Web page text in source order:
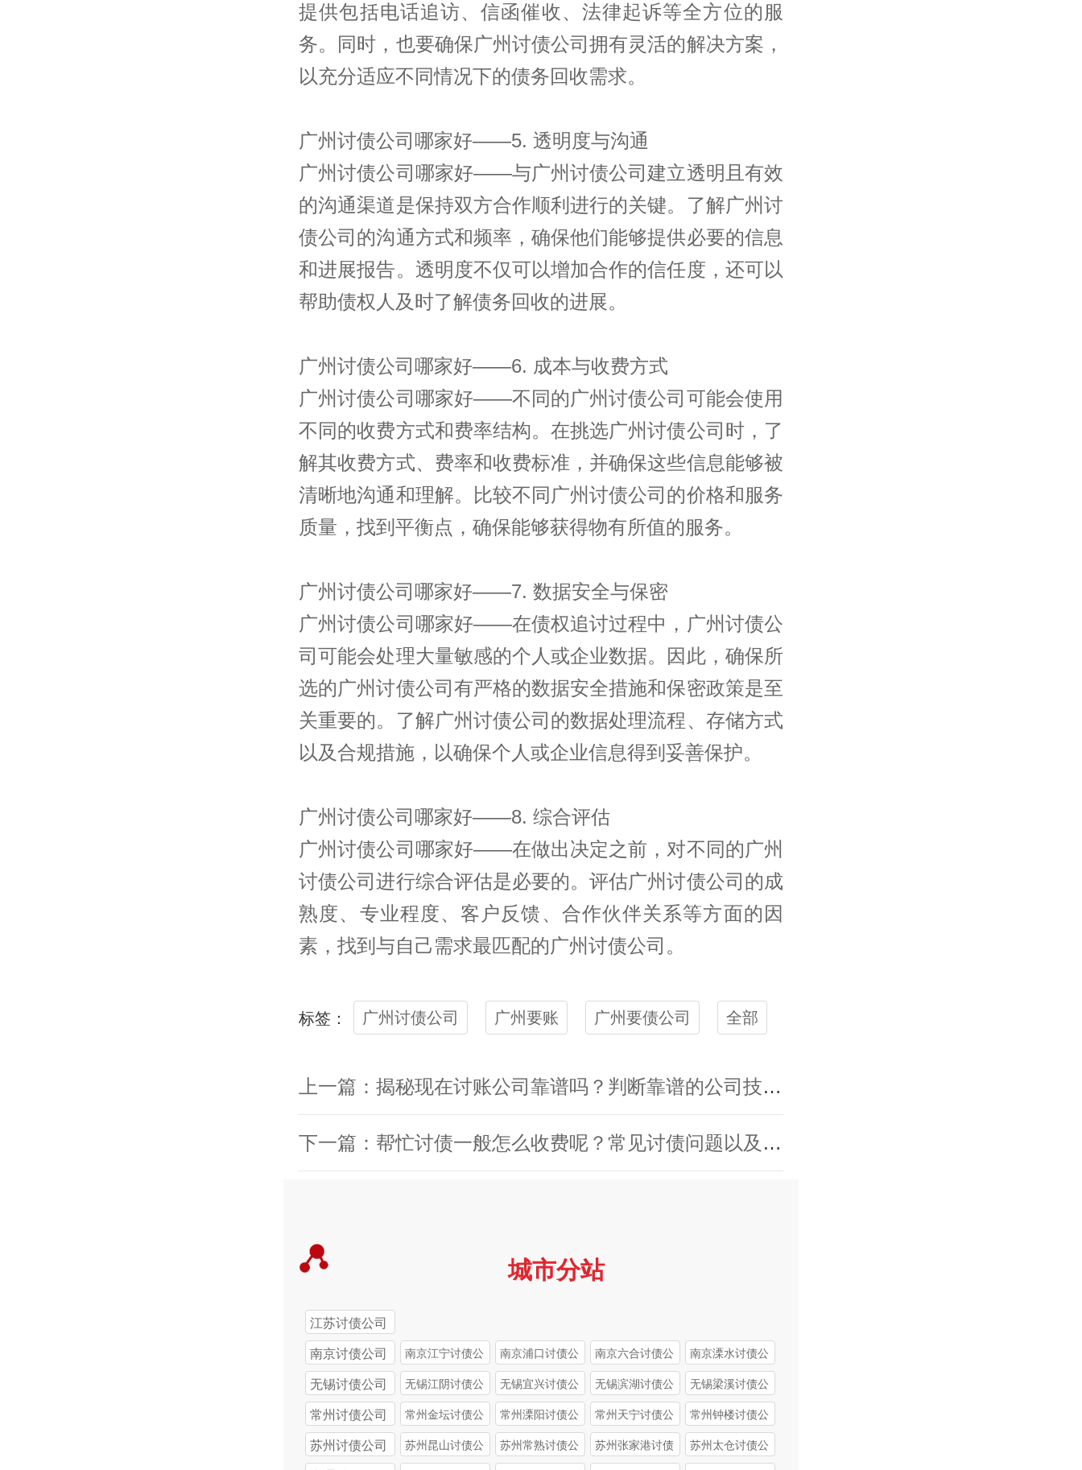
提供包括电话追访、信函催收、法律起诉等全方位的服
务。同时，也要确保广州讨债公司拥有灵活的解决方案，
以充分适应不同情况下的债务回收需求。
广州讨债公司哪家好——5. 透明度与沟通
广州讨债公司哪家好——与广州讨债公司建立透明且有效
的沟通渠道是保持双方合作顺利进行的关键。了解广州讨
债公司的沟通方式和频率，确保他们能够提供必要的信息
和进展报告。透明度不仅可以增加合作的信任度，还可以
帮助债权人及时了解债务回收的进展。
广州讨债公司哪家好——6. 成本与收费方式
广州讨债公司哪家好——不同的广州讨债公司可能会使用
不同的收费方式和费率结构。在挑选广州讨债公司时，了
解其收费方式、费率和收费标准，并确保这些信息能够被
清晰地沟通和理解。比较不同广州讨债公司的价格和服务
质量，找到平衡点，确保能够获得物有所值的服务。
广州讨债公司哪家好——7. 数据安全与保密
广州讨债公司哪家好——在债权追讨过程中，广州讨债公
司可能会处理大量敏感的个人或企业数据。因此，确保所
选的广州讨债公司有严格的数据安全措施和保密政策是至
关重要的。了解广州讨债公司的数据处理流程、存储方式
以及合规措施，以确保个人或企业信息得到妥善保护。
广州讨债公司哪家好——8. 综合评估
广州讨债公司哪家好——在做出决定之前，对不同的广州
讨债公司进行综合评估是必要的。评估广州讨债公司的成
熟度、专业程度、客户反馈、合作伙伴关系等方面的因
素，找到与自己需求最匹配的广州讨债公司。
标签： 广州讨债公司 广州要账 广州要债公司 全部
上一篇：揭秘现在讨账公司靠谱吗？判断靠谱的公司技巧！
下一篇：帮忙讨债一般怎么收费呢？常见讨债问题以及解答！
城市分站
江苏讨债公司
南京讨债公司
南京江宁讨债公
司
南京浦口讨债公
司
南京六合讨债公
司
南京溧水讨债公
司
无锡讨债公司
无锡江阴讨债公
司
无锡宜兴讨债公
司
无锡滨湖讨债公
司
无锡梁溪讨债公
司
常州讨债公司
常州金坛讨债公
司
常州溧阳讨债公
司
常州天宁讨债公
司
常州钟楼讨债公
司
苏州讨债公司
苏州昆山讨债公
苏州常熟讨债公
苏州张家港讨债
苏州太仓讨债公